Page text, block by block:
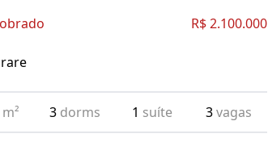
R$ 2.100.000
m² 3 dorms 1 suíte 3vagas